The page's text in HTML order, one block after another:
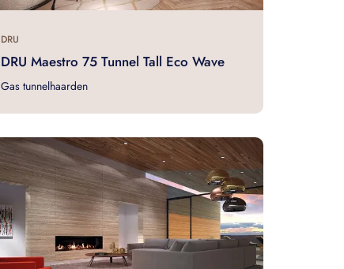
DRU
DRU Maestro 75 Tunnel Tall Eco Wave
Gas tunnelhaarden